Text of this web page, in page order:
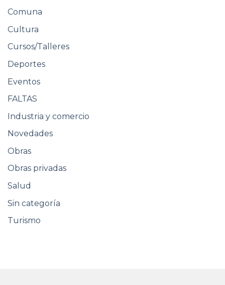
Comuna
Cultura
Cursos/Talleres
Deportes
Eventos
FALTAS
Industria y comercio
Novedades
Obras
Obras privadas
Salud
Sin categoría
Turismo